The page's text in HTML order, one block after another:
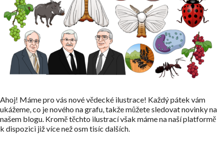
Ahoj! Máme pro vás nové vědecké ilustrace! Každý pátek vám
ukážeme, co je nového na grafu, takže můžete sledovat novinky na
našem blogu. Kromě těchto ilustrací však máme na naší platformě
k dispozici již více než osm tisíc dalších.